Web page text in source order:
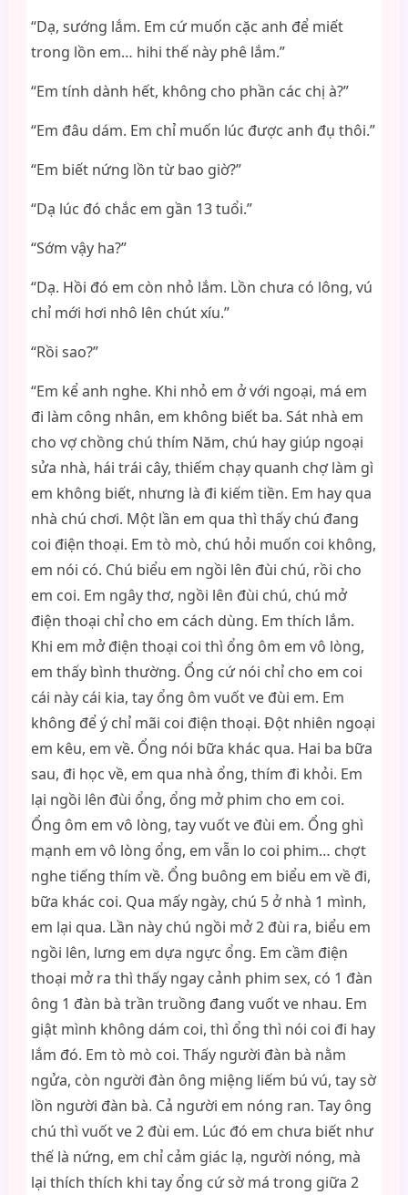
“Dạ, sướng lắm. Em cứ muốn cặc anh để miết
trong lồn em… hihi thế này phê lắm.”
“Em tính dành hết, không cho phần các chị à?”
“Em đâu dám. Em chỉ muốn lúc được anh đụ thôi.”
“Em biết nứng lồn từ bao giờ?”
“Dạ lúc đó chắc em gần 13 tuổi.”
“Sớm vậy ha?”
“Dạ. Hồi đó em còn nhỏ lắm. Lồn chưa có lông, vú
chỉ mới hơi nhô lên chút xíu.”
“Rồi sao?”
“Em kể anh nghe. Khi nhỏ em ở với ngoại, má em
đi làm công nhân, em không biết ba. Sát nhà em
cho vợ chồng chú thím Năm, chú hay giúp ngoại
sửa nhà, hái trái cây, thiếm chạy quanh chợ làm gì
em không biết, nhưng là đi kiếm tiền. Em hay qua
nhà chú chơi. Một lần em qua thì thấy chú đang
coi điện thoại. Em tò mò, chú hỏi muốn coi không,
em nói có. Chú biểu em ngồi lên đùi chú, rồi cho
em coi. Em ngây thơ, ngồi lên đùi chú, chú mở
điện thoại chỉ cho em cách dùng. Em thích lắm.
Khi em mở điện thoại coi thì ổng ôm em vô lòng,
em thấy bình thường. Ổng cứ nói chỉ cho em coi
cái này cái kia, tay ổng ôm vuốt ve đùi em. Em
không để ý chỉ mãi coi điện thoại. Đột nhiên ngoại
em kêu, em về. Ổng nói bữa khác qua. Hai ba bữa
sau, đi học về, em qua nhà ổng, thím đi khỏi. Em
lại ngồi lên đùi ổng, ổng mở phim cho em coi.
Ổng ôm em vô lòng, tay vuốt ve đùi em. Ổng ghì
mạnh em vô lòng ổng, em vẫn lo coi phim… chợt
nghe tiếng thím về. Ổng buông em biểu em về đi,
bữa khác coi. Qua mấy ngày, chú 5 ở nhà 1 mình,
em lại qua. Lần này chú ngồi mở 2 đùi ra, biểu em
ngồi lên, lưng em dựa ngực ổng. Em cầm điện
thoại mở ra thì thấy ngay cảnh phim sex, có 1 đàn
ông 1 đàn bà trần truồng đang vuốt ve nhau. Em
giật mình không dám coi, thì ổng thì nói coi đi hay
lắm đó. Em tò mò coi. Thấy người đàn bà nằm
ngửa, còn người đàn ông miệng liếm bú vú, tay sờ
lồn người đàn bà. Cả người em nóng ran. Tay ông
chú thì vuốt ve 2 đùi em. Lúc đó em chưa biết như
thế là nứng, em chỉ cảm giác lạ, người nóng, mà
lại thích thích khi tay ổng cứ sờ má trong giữa 2